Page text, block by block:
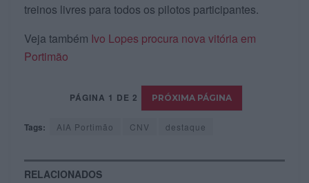
treinos livres para todos os pilotos participantes.
Veja também Ivo Lopes procura nova vitória em
Portimão
PÁGINA 1 DE 2
Tags: AIA Portimão CNV destaque
RELACIONADOS